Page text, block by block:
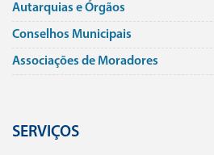
Autarquias e Órgãos
Conselhos Municipais
Associações de Moradores
SERVIÇOS